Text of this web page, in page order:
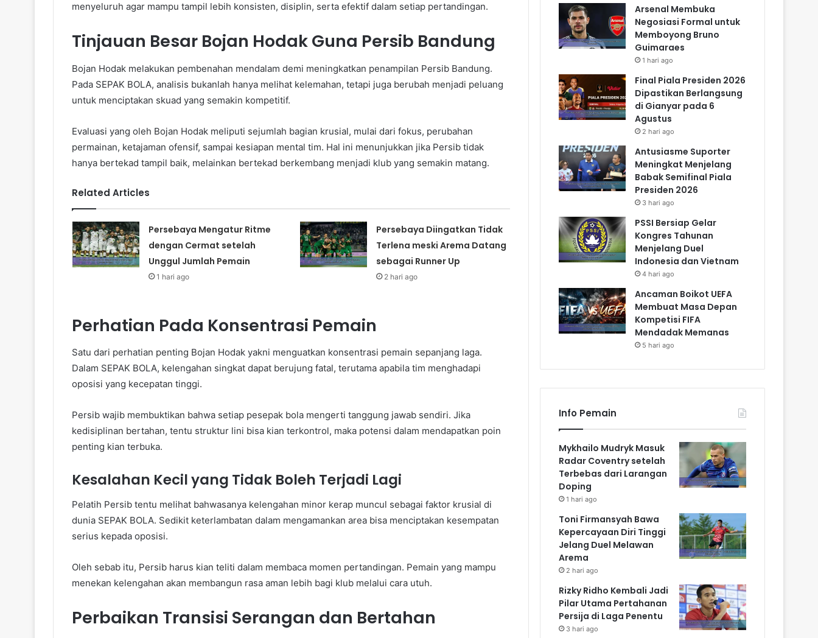
menyeluruh agar mampu tampil lebih konsisten, disiplin, serta efektif dalam setiap pertandingan.
Tinjauan Besar Bojan Hodak Guna Persib Bandung
Bojan Hodak melakukan pembenahan mendalam demi meningkatkan penampilan Persib Bandung.
Pada SEPAK BOLA, analisis bukanlah hanya melihat kelemahan, tetapi juga berubah menjadi peluang
untuk menciptakan skuad yang semakin kompetitif.
Evaluasi yang oleh Bojan Hodak meliputi sejumlah bagian krusial, mulai dari fokus, perubahan
permainan, ketajaman ofensif, sampai kesiapan mental tim. Hal ini menunjukkan jika Persib tidak
hanya bertekad tampil baik, melainkan bertekad berkembang menjadi klub yang semakin matang.
Related Articles
Persebaya Mengatur Ritme
dengan Cermat setelah
Unggul Jumlah Pemain
1 hari ago
Persebaya Diingatkan Tidak
Terlena meski Arema Datang
sebagai Runner Up
2 hari ago
Perhatian Pada Konsentrasi Pemain
Satu dari perhatian penting Bojan Hodak yakni menguatkan konsentrasi pemain sepanjang laga.
Dalam SEPAK BOLA, kelengahan singkat dapat berujung fatal, terutama apabila tim menghadapi
oposisi yang kecepatan tinggi.
Persib wajib membuktikan bahwa setiap pesepak bola mengerti tanggung jawab sendiri. Jika
kedisiplinan bertahan, tentu struktur lini bisa kian terkontrol, maka potensi dalam mendapatkan poin
penting kian terbuka.
Kesalahan Kecil yang Tidak Boleh Terjadi Lagi
Pelatih Persib tentu melihat bahwasanya kelengahan minor kerap muncul sebagai faktor krusial di
dunia SEPAK BOLA. Sedikit keterlambatan dalam mengamankan area bisa menciptakan kesempatan
serius kepada oposisi.
Oleh sebab itu, Persib harus kian teliti dalam membaca momen pertandingan. Pemain yang mampu
menekan kelengahan akan membangun rasa aman lebih bagi klub melalui cara utuh.
Perbaikan Transisi Serangan dan Bertahan
Arsenal Membuka
Negosiasi Formal untuk
Memboyong Bruno
Guimaraes
1 hari ago
Final Piala Presiden 2026
Dipastikan Berlangsung
di Gianyar pada 6
Agustus
2 hari ago
Antusiasme Suporter
Meningkat Menjelang
Babak Semifinal Piala
Presiden 2026
3 hari ago
PSSI Bersiap Gelar
Kongres Tahunan
Menjelang Duel
Indonesia dan Vietnam
4 hari ago
Ancaman Boikot UEFA
Membuat Masa Depan
Kompetisi FIFA
Mendadak Memanas
5 hari ago
Info Pemain
Mykhailo Mudryk Masuk
Radar Coventry setelah
Terbebas dari Larangan
Doping
1 hari ago
Toni Firmansyah Bawa
Kepercayaan Diri Tinggi
Jelang Duel Melawan
Arema
2 hari ago
Rizky Ridho Kembali Jadi
Pilar Utama Pertahanan
Persija di Laga Penentu
3 hari ago